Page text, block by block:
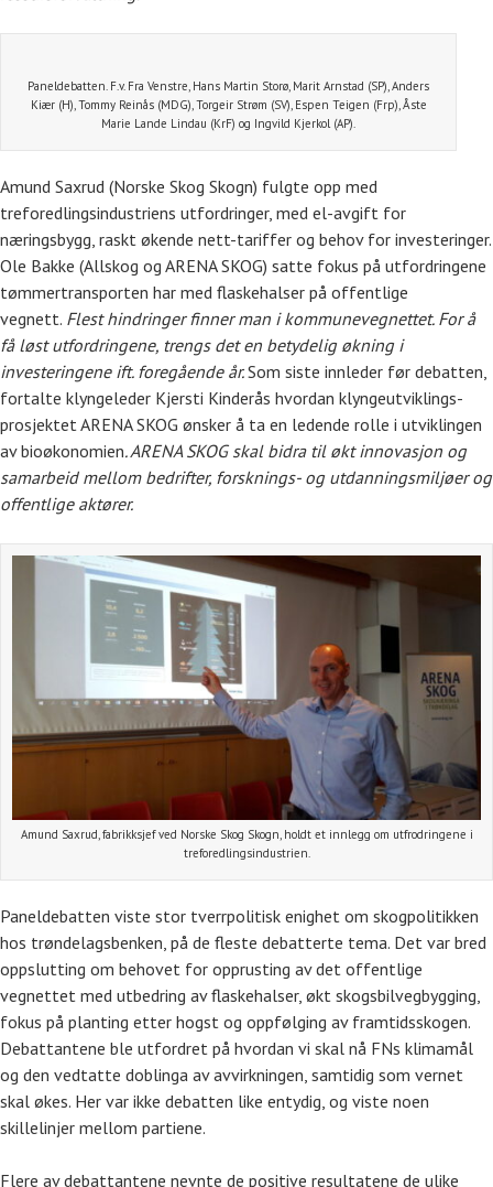
Paneldebatten. F.v. Fra Venstre, Hans Martin Storø, Marit Arnstad (SP), Anders
Kiær (H), Tommy Reinås (MDG), Torgeir Strøm (SV), Espen Teigen (Frp), Åste
Marie Lande Lindau (KrF) og Ingvild Kjerkol (AP).
Amund Saxrud (Norske Skog Skogn) fulgte opp med
treforedlingsindustriens utfordringer, med el-avgift for
næringsbygg, raskt økende nett-tariffer og behov for investeringer.
Ole Bakke (Allskog og ARENA SKOG) satte fokus på utfordringene
tømmertransporten har med flaskehalser på offentlige
vegnett. Flest hindringer finner man i kommunevegnettet. For å
få løst utfordringene, trengs det en betydelig økning i
investeringene ift. foregående år.Som siste innleder før debatten,
fortalte klyngeleder Kjersti Kinderås hvordan klyngeutviklings-
prosjektet ARENA SKOG ønsker å ta en ledende rolle i utviklingen
av bioøkonomien. ARENA SKOG skal bidra til økt innovasjon og
samarbeid mellom bedrifter, forsknings- og utdanningsmiljøer og
offentlige aktører.
Amund Saxrud, fabrikksjef ved Norske Skog Skogn, holdt et innlegg om utfrodringene i
treforedlingsindustrien.
Paneldebatten viste stor tverrpolitisk enighet om skogpolitikken
hos trøndelagsbenken, på de fleste debatterte tema. Det var bred
oppslutting om behovet for opprusting av det offentlige
vegnettet med utbedring av flaskehalser, økt skogsbilvegbygging,
fokus på planting etter hogst og oppfølging av framtidsskogen.
Debattantene ble utfordret på hvordan vi skal nå FNs klimamål
og den vedtatte doblinga av avvirkningen, samtidig som vernet
skal økes. Her var ikke debatten like entydig, og viste noen
skillelinjer mellom partiene.
Flere av debattantene nevnte de positive resultatene de ulike